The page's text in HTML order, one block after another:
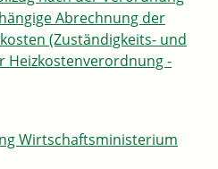
Abrechnung der
(Zuständigkeits- und
Heizkostenverordnung -
Wirtschaftsministerium